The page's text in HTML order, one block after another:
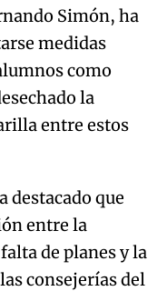
Simón, ha
medidas
como
la
entre estos
destacado que
entre la
de planes y la
consejerías del